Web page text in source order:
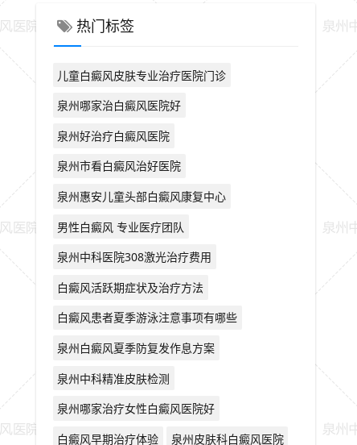
热门标签
儿童白癜风皮肤专业治疗医院门诊
泉州哪家治白癜风医院好
泉州好治疗白癜风医院
泉州市看白癜风治好医院
泉州惠安儿童头部白癜风康复中心
男性白癜风 专业医疗团队
泉州中科医院308激光治疗费用
白癜风活跃期症状及治疗方法
白癜风患者夏季游泳注意事项有哪些
泉州白癜风夏季防复发作息方案
泉州中科精准皮肤检测
泉州哪家治疗女性白癜风医院好
白癜风早期治疗体验
泉州皮肤科白癜风医院